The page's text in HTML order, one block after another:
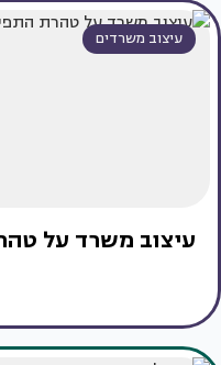
עיצוב משרדים
עיצוב משרד על